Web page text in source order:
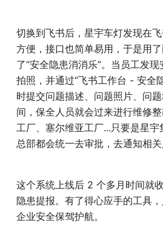
切换到飞书后，星宇车灯发现在
方便，接口也简单易用，于是用
了“安全隐患消消乐”。当员工发
拍照，并通过“飞书工作台 - 安全
时提交问题描述、问题照片、问
间，保全人员就会过来进行维修
工厂、塞尔维亚工厂...只要是星宇
总部都会统一去审批，去通知相关
这个系统上线后 2 个多月时间就
隐患提报。有了得心应手的工具
企业安全保驾护航。